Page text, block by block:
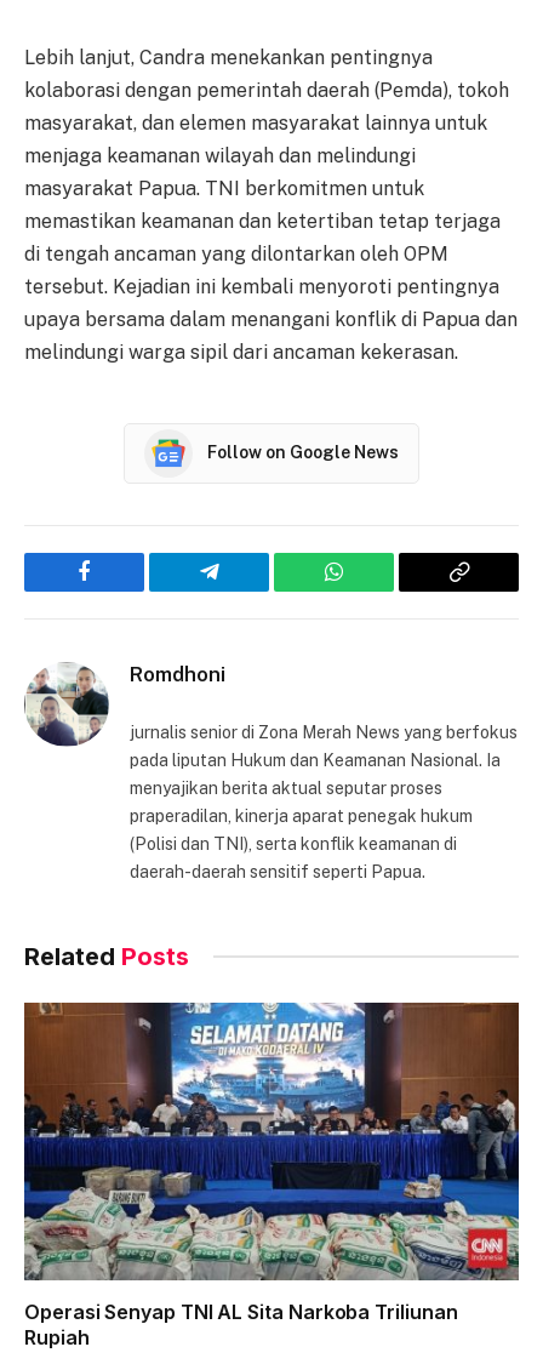
Lebih lanjut, Candra menekankan pentingnya
kolaborasi dengan pemerintah daerah (Pemda), tokoh
masyarakat, dan elemen masyarakat lainnya untuk
menjaga keamanan wilayah dan melindungi
masyarakat Papua. TNI berkomitmen untuk
memastikan keamanan dan ketertiban tetap terjaga
di tengah ancaman yang dilontarkan oleh OPM
tersebut. Kejadian ini kembali menyoroti pentingnya
upaya bersama dalam menangani konflik di Papua dan
melindungi warga sipil dari ancaman kekerasan.
Follow on Google News
Facebook Telegram WhatsApp
Copy
Romdhoni
jurnalis senior di Zona Merah News yang berfokus
pada liputan Hukum dan Keamanan Nasional. Ia
menyajikan berita aktual seputar proses
praperadilan, kinerja aparat penegak hukum
(Polisi dan TNI), serta konflik keamanan di
daerah-daerah sensitif seperti Papua.
Related Posts
Operasi Senyap TNI AL Sita Narkoba Triliunan
Rupiah